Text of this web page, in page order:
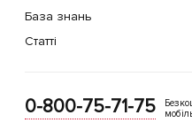
База знань
Статті
0-800-75-71-75